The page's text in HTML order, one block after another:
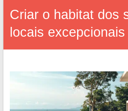
Criar o habitat dos
locais excepcionais